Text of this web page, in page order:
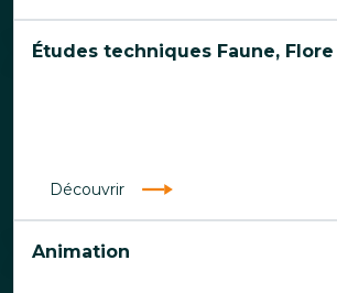
Études techniques Faune,
Découvrir
Animation